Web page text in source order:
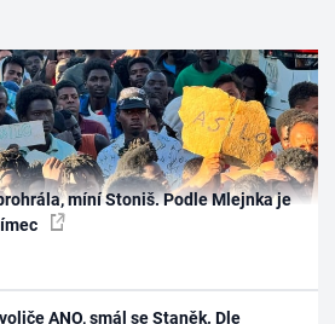
míní Stoniš. Podle Mlejnka je
ANO, smál se Staněk. Dle